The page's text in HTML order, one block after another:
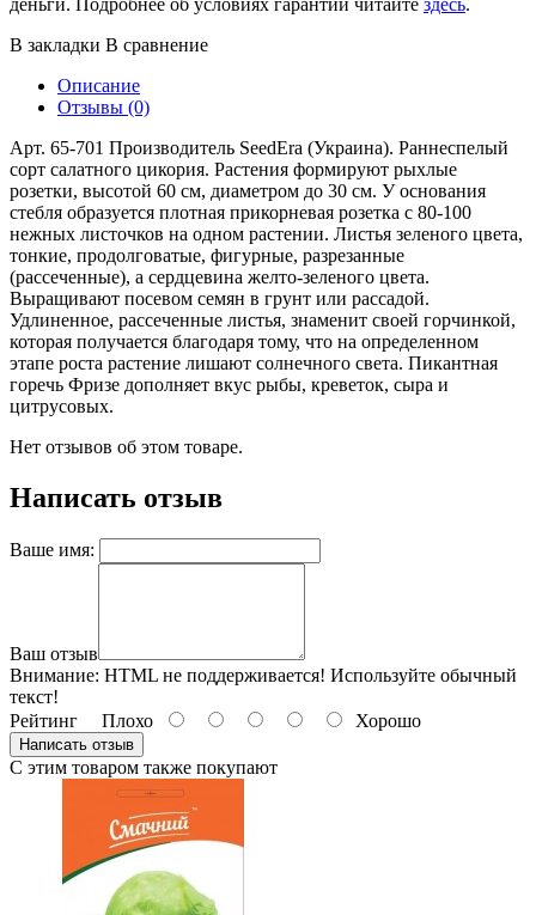
В закладки В сравнение
Описание
Отзывы (0)
Арт. 65-701 Производитель SeedEra (Украина). Раннеспелый
сорт салатного цикория. Растения формируют рыхлые
розетки, высотой 60 см, диаметром до 30 см. У основания
стебля образуется плотная прикорневая розетка с 80-100
нежных листочков на одном растении. Листья зеленого цвета,
тонкие, продолговатые, фигурные, разрезанные
(рассеченные), а сердцевина желто-зеленого цвета.
Выращивают посевом семян в грунт или рассадой.
Удлиненное, рассеченные листья, знаменит своей горчинкой,
которая получается благодаря тому, что на определенном
этапе роста растение лишают солнечного света. Пикантная
горечь Фризе дополняет вкус рыбы, креветок, сыра и
цитрусовых.
Нет отзывов об этом товаре.
Написать отзыв
Ваше имя:
Ваш отзыв
Внимание: HTML не поддерживается! Используйте обычный
текст!
Рейтинг Плохо Хорошо
Написать отзыв
С этим товаром также покупают